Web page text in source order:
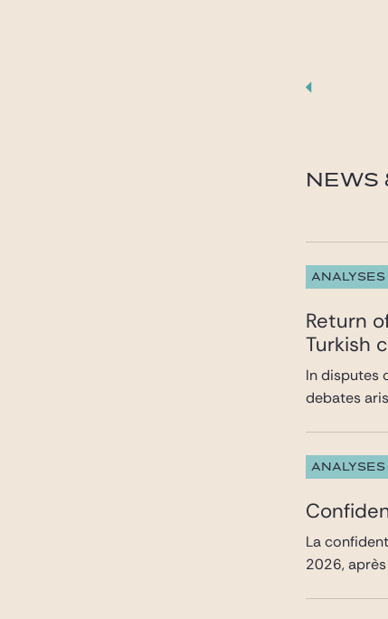
NEWS
ANALYSES
Return
Turkish
In disputes
debates
ANALYSES
La
2026,